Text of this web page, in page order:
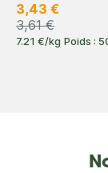
3,43 €
3,61 €
7.21 €/kg Poids :